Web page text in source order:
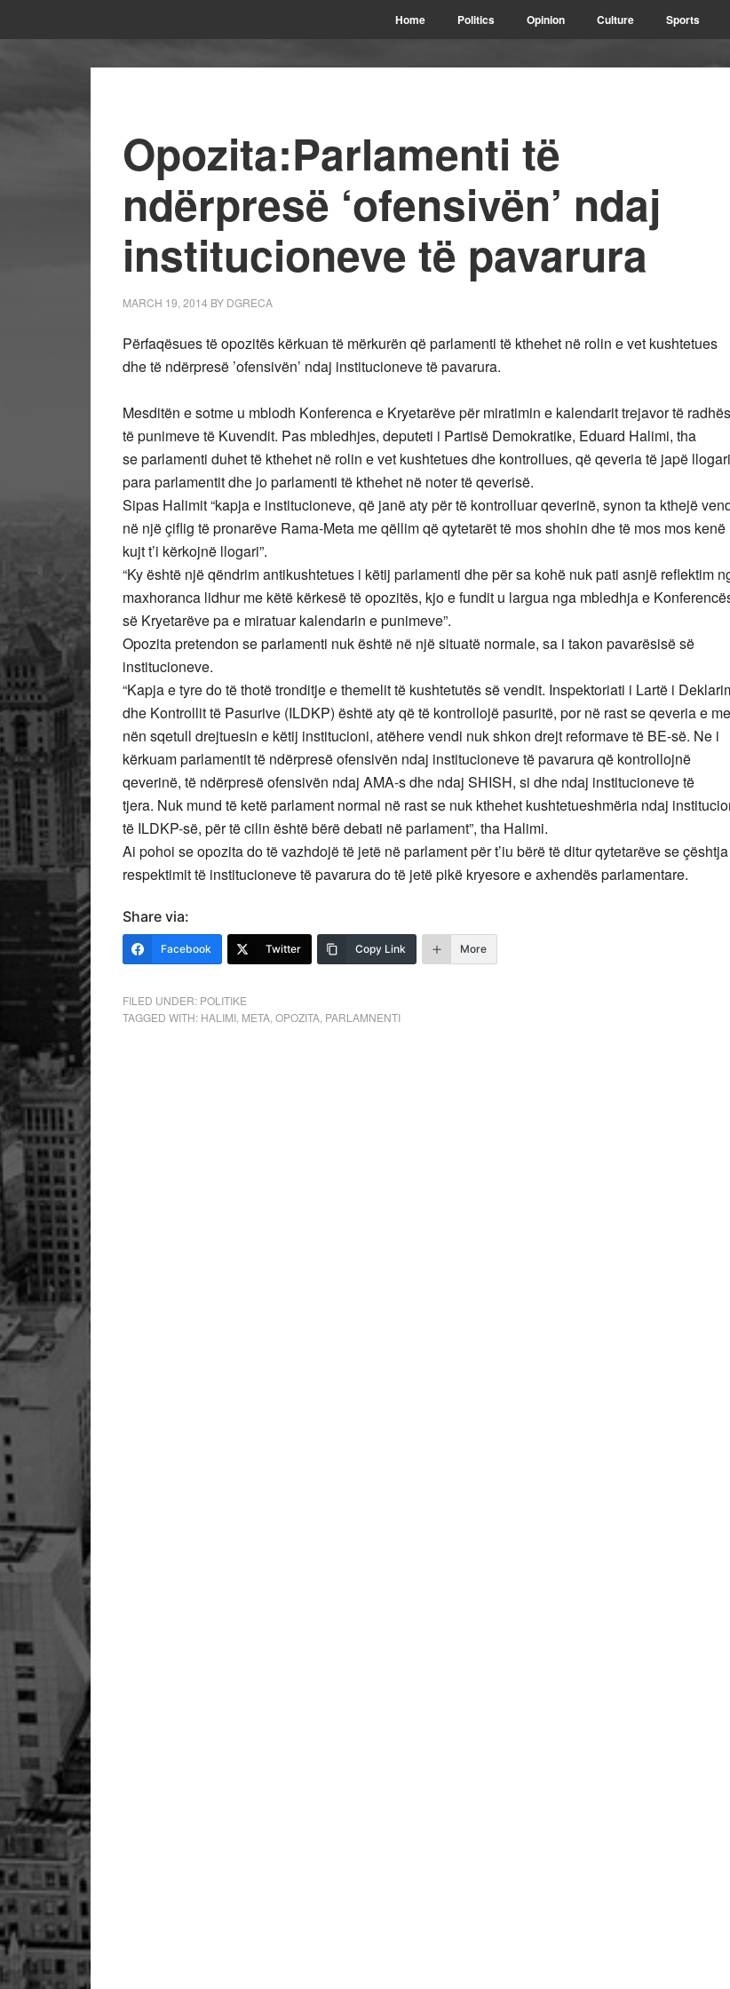
Home Politics Opinion Culture Sports
Opozita:Parlamenti të
ndërpresë ‘ofensivën’ ndaj
institucioneve të pavarura
MARCH 19, 2014 BY DGRECA
Përfaqësues të opozitës kërkuan të mërkurën që parlamenti të kthehet në rolin e vet kushtetues
dhe të ndërpresë ’ofensivën’ ndaj institucioneve të pavarura.
Mesditën e sotme u mblodh Konferenca e Kryetarëve për miratimin e kalendarit trejavor të radhës
të punimeve të Kuvendit. Pas mbledhjes, deputeti i Partisë Demokratike, Eduard Halimi, tha
se parlamenti duhet të kthehet në rolin e vet kushtetues dhe kontrollues, që qeveria të japë llogari
para parlamentit dhe jo parlamenti të kthehet në noter të qeverisë.
Sipas Halimit “kapja e institucioneve, që janë aty për të kontrolluar qeverinë, synon ta kthejë
në një çiflig të pronarëve Rama-Meta me qëllim që qytetarët të mos shohin dhe të mos mos kenë
kujt t’i kërkojnë llogari”.
“Ky është një qëndrim antikushtetues i këtij parlamenti dhe për sa kohë nuk pati asnjë reflektim
maxhoranca lidhur me këtë kërkesë të opozitës, kjo e fundit u largua nga mbledhja e
së Kryetarëve pa e miratuar kalendarin e punimeve”.
Opozita pretendon se parlamenti nuk është në një situatë normale, sa i takon pavarësisë së
institucioneve.
“Kapja e tyre do të thotë tronditje e themelit të kushtetutës së vendit. Inspektoriati i Lartë i
dhe Kontrollit të Pasurive (ILDKP) është aty që të kontrollojë pasuritë, por në rast se qeveria e
nën sqetull drejtuesin e këtij institucioni, atëhere vendi nuk shkon drejt reformave të BE-së. Ne i
kërkuam parlamentit të ndërpresë ofensivën ndaj institucioneve të pavarura që kontrollojnë
qeverinë, të ndërpresë ofensivën ndaj AMA-s dhe ndaj SHISH, si dhe ndaj institucioneve të
tjera. Nuk mund të ketë parlament normal në rast se nuk kthehet kushtetueshmëria ndaj
të ILDKP-së, për të cilin është bërë debati në parlament”, tha Halimi.
Ai pohoi se opozita do të vazhdojë të jetë në parlament për t’iu bërë të ditur qytetarëve se
respektimit të institucioneve të pavarura do të jetë pikë kryesore e axhendës parlamentare.
Share via:
Facebook Twitter Copy Link More
FILED UNDER: POLITIKE
TAGGED WITH: HALIMI META OPOZITA PARLAMNENTI